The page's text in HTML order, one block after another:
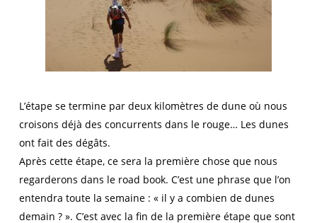
L’étape se termine par deux kilomètres de dune où nous
croisons déjà des concurrents dans le rouge… Les dunes
ont fait des dégâts.
Après cette étape, ce sera la première chose que nous
regarderons dans le road book. C’est une phrase que l’on
entendra toute la semaine : « il y a combien de dunes
demain ? ». C’est avec la fin de la première étape que sont